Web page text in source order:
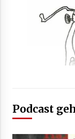
Podcast